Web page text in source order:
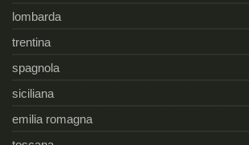
lombarda
trentina
spagnola
siciliana
emilia romagna